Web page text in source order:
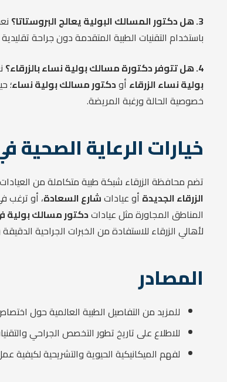
3. هل دكتور المسالك البولية يعالج البروستاتا؟
باستخدام التقنيات الطبية المتقدمة دون جراحة
4. هل تتوفر دكتورة مسالك بولية نساء بالزرقاء؟
بولية نساء الزرقاء أودكتور مسالك بولية نساء؛
خصوصية الحالة ورغبة المريضة.
خيارات الرعاية
تضم محافظة الزرقاء شبكة طبية متكاملة من
الزرقاء الجديدة أو عياداتشارع السعادة، أو ترغب
المناطق المجاورة مثل عياداتدكتور مسالك بولية
لأهالي الزرقاء للاستفادة من الخبرات الجراحية
المصادر
للمزيد من التفاصيل الطبية العالمية حول
للاطلاع على تاريخ تطور التخصص الجراحي
لفهم الميكانيكية الحيوية والتشريحية